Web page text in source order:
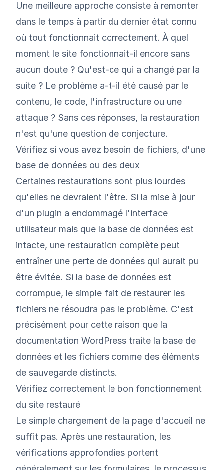
Une meilleure approche consiste à remonter
dans le temps à partir du dernier état connu
où tout fonctionnait correctement. À quel
moment le site fonctionnait-il encore sans
aucun doute ? Qu'est-ce qui a changé par la
suite ? Le problème a-t-il été causé par le
contenu, le code, l'infrastructure ou une
attaque ? Sans ces réponses, la restauration
n'est qu'une question de conjecture.
Vérifiez si vous avez besoin de fichiers, d'une
base de données ou des deux
Certaines restaurations sont plus lourdes
qu'elles ne devraient l'être. Si la mise à jour
d'un plugin a endommagé l'interface
utilisateur mais que la base de données est
intacte, une restauration complète peut
entraîner une perte de données qui aurait pu
être évitée. Si la base de données est
corrompue, le simple fait de restaurer les
fichiers ne résoudra pas le problème. C'est
précisément pour cette raison que la
documentation WordPress traite la base de
données et les fichiers comme des éléments
de sauvegarde distincts.
Vérifiez correctement le bon fonctionnement
du site restauré
Le simple chargement de la page d'accueil ne
suffit pas. Après une restauration, les
vérifications approfondies portent